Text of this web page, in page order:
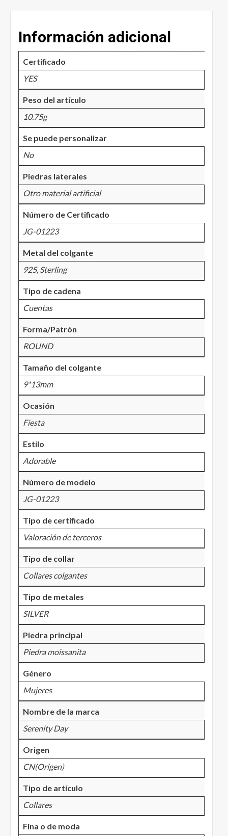
Información adicional
Certificado
YES
Peso del artículo
10.75g
Se puede personalizar
No
Piedras laterales
Otro material artificial
Número de Certificado
JG-01223
Metal del colgante
925, Sterling
Tipo de cadena
Cuentas
Forma/Patrón
ROUND
Tamaño del colgante
9*13mm
Ocasión
Fiesta
Estilo
Adorable
Número de modelo
JG-01223
Tipo de certificado
Valoración de terceros
Tipo de collar
Collares colgantes
Tipo de metales
SILVER
Piedra principal
Piedra moissanita
Género
Mujeres
Nombre de la marca
Serenity Day
Origen
CN(Origen)
Tipo de artículo
Collares
Fina o de moda